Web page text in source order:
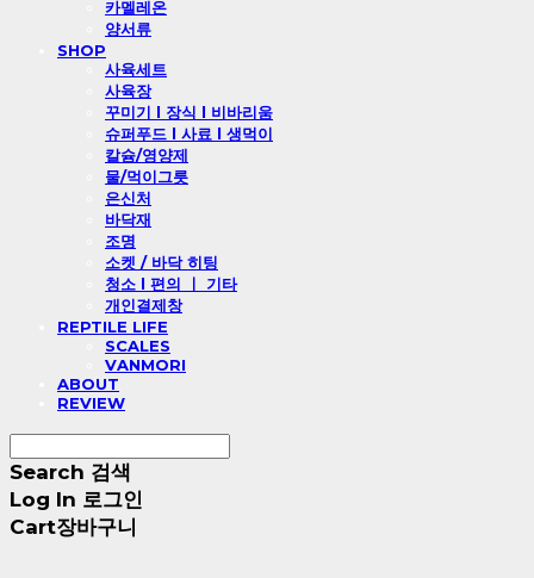
카멜레온
양서류
SHOP
사육세트
사육장
꾸미기 l 장식 l 비바리움
슈퍼푸드 l 사료 l 생먹이
칼슘/영양제
물/먹이그릇
은신처
바닥재
조명
소켓 / 바닥 히팅
청소 l 편의 ㅣ 기타
개인결제창
REPTILE LIFE
SCALES
VANMORI
ABOUT
REVIEW
Search 검색
Log In 로그인
Cart장바구니